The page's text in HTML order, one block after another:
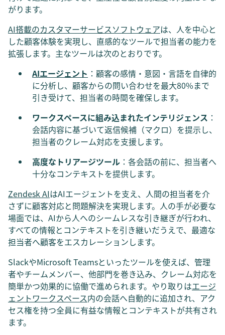
がります。
AI搭載のカスタマーサービスソフトウェアは、人を中心と
した顧客体験を実現し、直感的なツールで担当者の能力を
拡張します。主なツールは次のとおりです。
AIエージェント ：顧客の感情・意図・言語を自律的
に分析し、顧客からの問い合わせを最大80%まで
引き受けて、担当者の時間を確保します。
ワークスペースに組み込まれたインテリジェンス ：
会話内容に基づいて返信候補（マクロ）を提示し、
担当者のクレーム対応を支援します。
高度なトリアージツール ：各会話の前に、担当者へ
十分なコンテキストを提供します。
Zendesk AIはAIエージェントを支え、人間の担当者を介
さずに顧客対応と問題解決を実現します。人の手が必要な
場面では、AIから人へのシームレスな引き継ぎが行われ、
すべての情報とコンテキストを引き継いだうえで、最適な
担当者へ顧客をエスカレーションします。
SlackやMicrosoft Teamsといったツールを使えば、管理
者やチームメンバー、他部門を巻き込み、クレーム対応を
簡単かつ効果的に協働で進められます。やり取りはエージ
ェントワークスペース内の会話へ自動的に追加され、アク
セス権を持つ全員に有益な情報とコンテキストが共有され
ます。